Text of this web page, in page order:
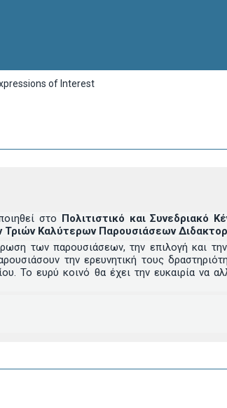
of Interest
στο Πολιτιστικό και Συνεδριακό
Τριών Καλύτερων Παρουσιάσεων
των παρουσιάσεων, την επιλογή και
την ερευνητική τους
Το ευρύ κοινό θα έχει την ευκαιρία να